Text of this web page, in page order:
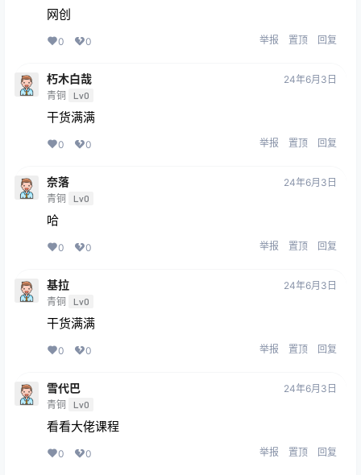
网创
0 0 举报 置顶 回复
朽木白哉
青铜 Lv0
24年6月3日
干货满满
0 0 举报 置顶 回复
奈落
青铜 Lv0
24年6月3日
哈
0 0 举报 置顶 回复
基拉
青铜 Lv0
24年6月3日
干货满满
0 0 举报 置顶 回复
雪代巴
青铜 Lv0
24年6月3日
看看大佬课程
0 0 举报 置顶 回复